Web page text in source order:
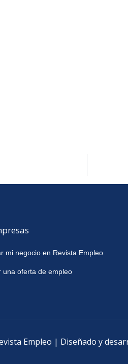
mi negocio en Revista Empleo
una oferta de empleo
Empleo | Diseñado y